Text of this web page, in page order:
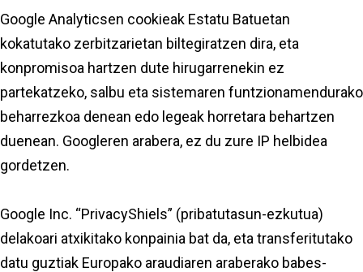
Google Analyticsen cookieak Estatu Batuetan
kokatutako zerbitzarietan biltegiratzen dira, eta
konpromisoa hartzen dute hirugarrenekin ez
partekatzeko, salbu eta sistemaren funtzionamendurako
beharrezkoa denean edo legeak horretara behartzen
duenean. Googleren arabera, ez du zure IP helbidea
gordetzen.
Google Inc. “PrivacyShiels” (pribatutasun-ezkutua)
delakoari atxikitako konpainia bat da, eta transferitutako
datu guztiak Europako araudiaren araberako babes-